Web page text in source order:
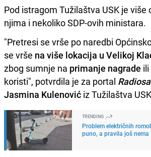
Pod istragom Tužilaštva USK je više
njima i nekoliko SDP-ovih ministara.
"Pretresi se vrše po naredbi
se vrše na više lokacija u Velikoj
zbog sumnje na primanje nagrade
koristi", potvrdila je za portal
Jasmina Kulenović iz Tužilaštva
TRENDING
Problem električnih
puno, a pravila još nema